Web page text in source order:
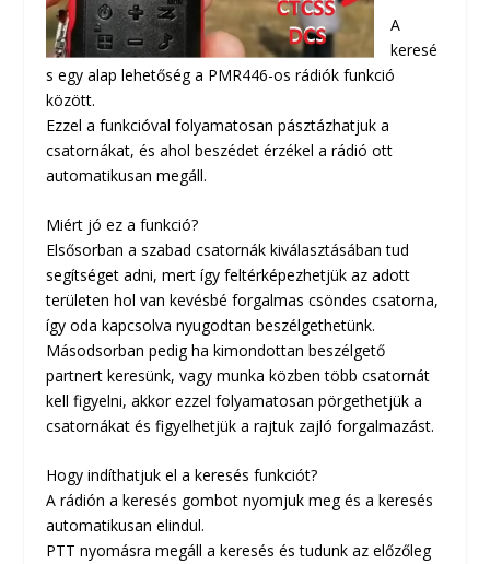
A
keresé
s egy alap lehetőség a PMR446-os rádiók funkció
között.
Ezzel a funkcióval folyamatosan pásztázhatjuk a
csatornákat, és ahol beszédet érzékel a rádió ott
automatikusan megáll.
Miért jó ez a funkció?
Elsősorban a szabad csatornák kiválasztásában tud
segítséget adni, mert így feltérképezhetjük az adott
területen hol van kevésbé forgalmas csöndes csatorna,
így oda kapcsolva nyugodtan beszélgethetünk.
Másodsorban pedig ha kimondottan beszélgető
partnert keresünk, vagy munka közben több csatornát
kell figyelni, akkor ezzel folyamatosan pörgethetjük a
csatornákat és figyelhetjük a rajtuk zajló forgalmazást.
Hogy indíthatjuk el a keresés funkciót?
A rádión a keresés gombot nyomjuk meg és a keresés
automatikusan elindul.
PTT nyomásra megáll a keresés és tudunk az előzőleg